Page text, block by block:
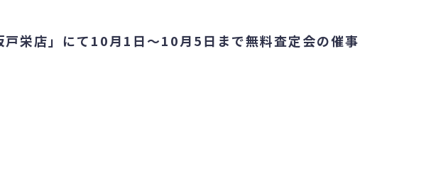
戸栄店」にて10月1日～10月5日まで無料査定会の催事